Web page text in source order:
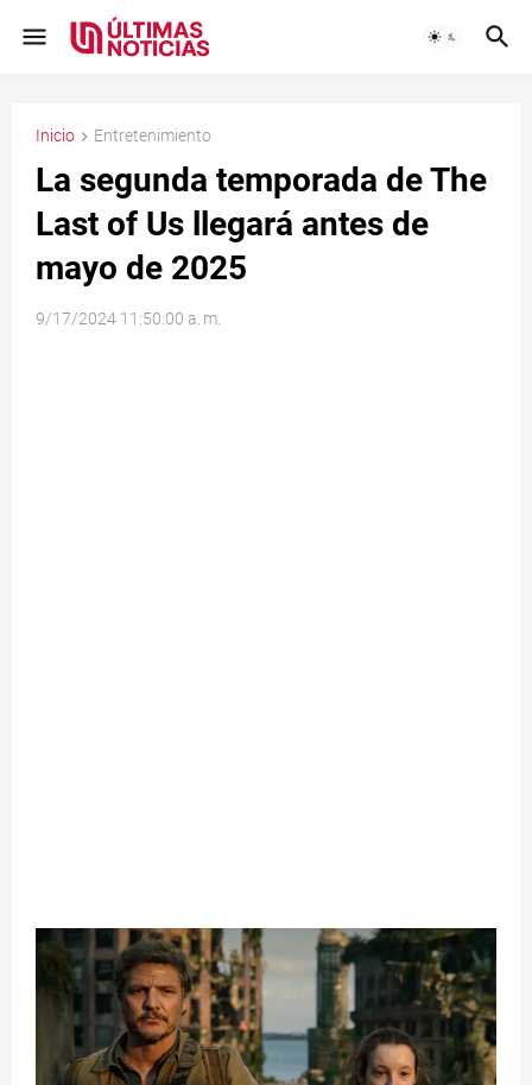
Inicio Entretenimiento
La segunda temporada de The
Last of Us llegará antes de
mayo de 2025
9/17/2024 11:50:00 a. m.